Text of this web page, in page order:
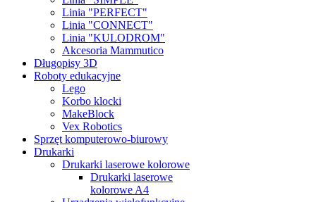
Linia "PERFECT"
Linia "CONNECT"
Linia "KULODROM"
Akcesoria Mammutico
Długopisy 3D
Roboty edukacyjne
Lego
Korbo klocki
MakeBlock
Vex Robotics
Sprzęt komputerowo-biurowy
Drukarki
Drukarki laserowe kolorowe
Drukarki laserowe
kolorowe A4